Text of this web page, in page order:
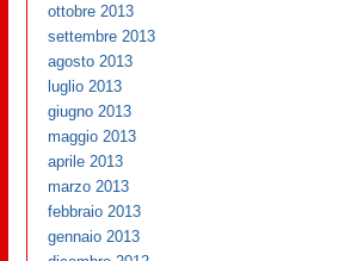
ottobre 2013
settembre 2013
agosto 2013
luglio 2013
giugno 2013
maggio 2013
aprile 2013
marzo 2013
febbraio 2013
gennaio 2013